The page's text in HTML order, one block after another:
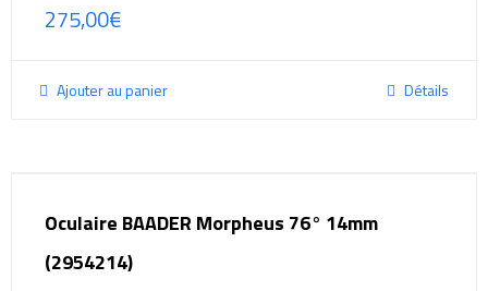
275,00€
Ajouter au panier Détails
Oculaire BAADER Morpheus 76° 14mm
(2954214)